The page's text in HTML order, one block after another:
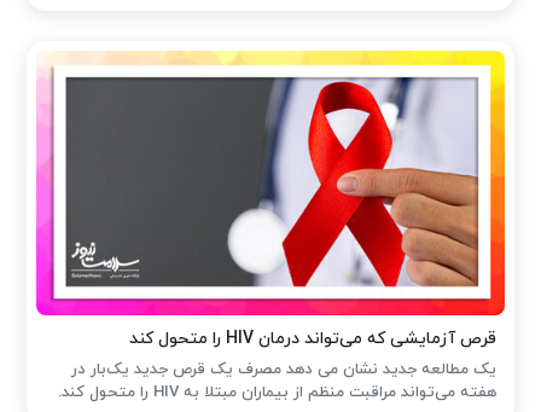
قرص آزمایشی که می‌تواند درمان HIV را متحول کند
یک مطالعه جدید نشان می دهد مصرف یک قرص جدید یک‌بار در
هفته می‌تواند مراقبت منظم از بیماران مبتلا به HIV را متحول کند.